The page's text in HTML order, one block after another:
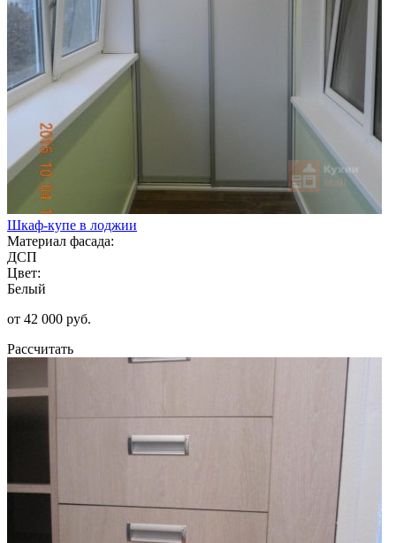
Шкаф-купе в лоджии
Материал фасада:
ДСП
Цвет:
Белый
от 42 000 руб.
Рассчитать